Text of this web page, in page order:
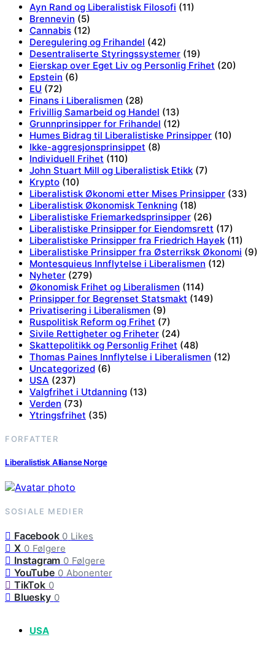
Ayn Rand og Liberalistisk Filosofi (11)
Brennevin (5)
Cannabis (12)
Deregulering og Frihandel (42)
Desentraliserte Styringssystemer (19)
Eierskap over Eget Liv og Personlig Frihet (20)
Epstein (6)
EU (72)
Finans i Liberalismen (28)
Frivillig Samarbeid og Handel (13)
Grunnprinsipper for Frihandel (12)
Humes Bidrag til Liberalistiske Prinsipper (10)
Ikke-aggresjonsprinsippet (8)
Individuell Frihet (110)
John Stuart Mill og Liberalistisk Etikk (7)
Krypto (10)
Liberalistisk Økonomi etter Mises Prinsipper (33)
Liberalistisk Økonomisk Tenkning (18)
Liberalistiske Friemarkedsprinsipper (26)
Liberalistiske Prinsipper for Eiendomsrett (17)
Liberalistiske Prinsipper fra Friedrich Hayek (11)
Liberalistiske Prinsipper fra Østerriksk Økonomi (9)
Montesquieus Innflytelse i Liberalismen (12)
Nyheter (279)
Økonomisk Frihet og Liberalismen (114)
Prinsipper for Begrenset Statsmakt (149)
Privatisering i Liberalismen (9)
Ruspolitisk Reform og Frihet (7)
Sivile Rettigheter og Friheter (24)
Skattepolitikk og Personlig Frihet (48)
Thomas Paines Innflytelse i Liberalismen (12)
Uncategorized (6)
USA (237)
Valgfrihet i Utdanning (13)
Verden (73)
Ytringsfrihet (35)
FORFATTER
Liberalistisk Allianse Norge
SOSIALE MEDIER
Facebook 0 Likes
X 0 Følgere
Instagram 0 Følgere
YouTube 0 Abonenter
TikTok 0
Bluesky 0
USA